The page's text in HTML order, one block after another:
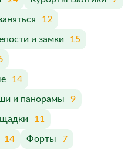
12
и замки 15
14
и панорамы 9
11
14 Форты 7